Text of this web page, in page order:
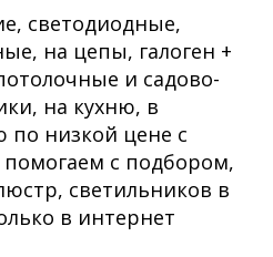
светодиодные,
на цепы, галоген +
и садово-
на кухню, в
по низкой цене с
с подбором,
светильников в
в интернет